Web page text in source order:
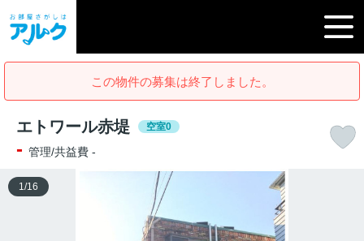
この物件の募集は終了しました。
エトワール赤堤 空室0
- 管理/共益費 -
1 /16